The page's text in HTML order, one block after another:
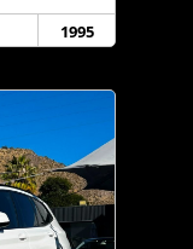
1995